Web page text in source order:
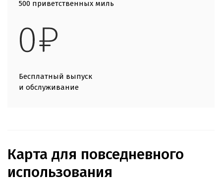
500 приветственных миль
Бесплатный выпуск
и обслуживание
Карта для повседневного
использования